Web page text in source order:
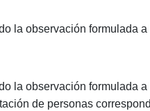
la observación formulada
la observación formulada
de personas